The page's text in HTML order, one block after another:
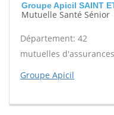
Groupe Apicil SAINT
Mutuelle Santé Sénior
Département: 42
mutuelles d'assurances
Groupe Apicil